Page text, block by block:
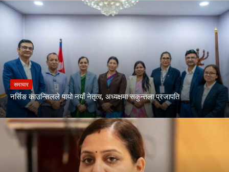
समाचार
नर्सिङ काउन्सिलले पायो नयाँ नेतृत्व, अध्यक्षमा सकुन्तला प्रजापति